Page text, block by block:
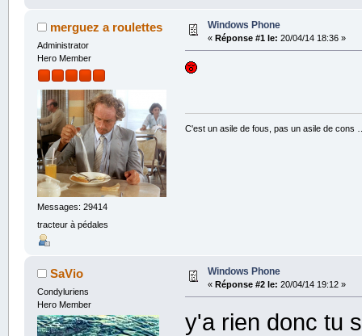
merguez a roulettes
Administrator
Hero Member
Messages: 29414
tracteur à pédales
Windows Phone
« Réponse #1 le: 20/04/14 18:36 »
C'est un asile de fous, pas un asile de cons
SaVio
Condyluriens
Hero Member
Windows Phone
« Réponse #2 le: 20/04/14 19:12 »
y'a rien donc tu